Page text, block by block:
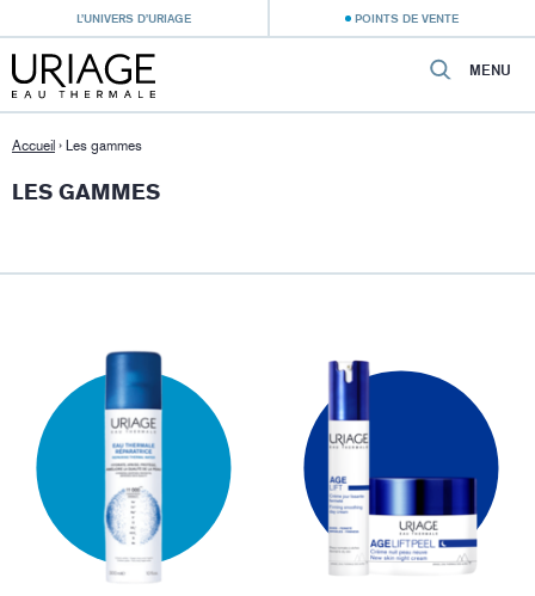
L’UNIVERS D’URIAGE POINTS DE VENTE
MENU
Accueil › Les gammes
LES GAMMES